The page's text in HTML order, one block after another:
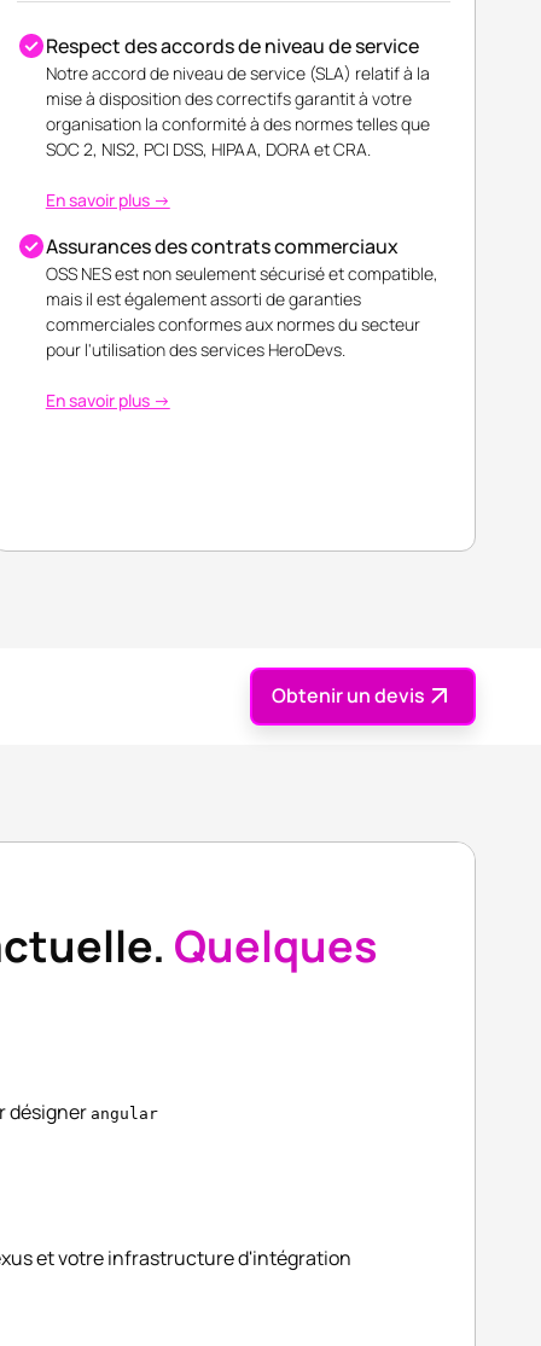
Respect des accords de niveau de service
Notre accord de niveau de service (SLA) relatif à la
mise à disposition des correctifs garantit à votre
organisation la conformité à des normes telles que
SOC 2, NIS2, PCI DSS, HIPAA, DORA et CRA.
En savoir plus →
Assurances des contrats commerciaux
OSS NES est non seulement sécurisé et compatible,
mais il est également assorti de garanties
commerciales conformes aux normes du secteur
pour l'utilisation des services HeroDevs.
En savoir plus →
Obtenir un devis
Quelques
désigner angular
et votre infrastructure d'intégration